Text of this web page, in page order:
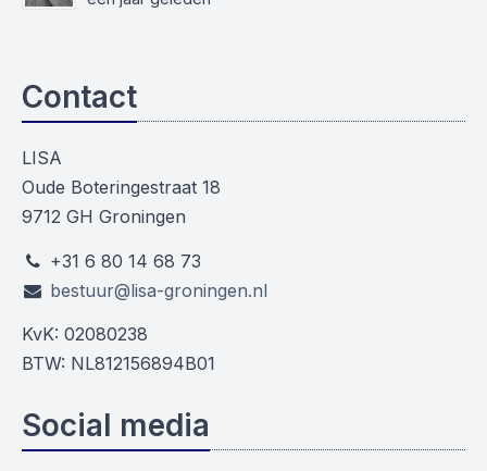
Contact
LISA
Oude Boteringestraat 18
9712 GH Groningen
+31 6 80 14 68 73
bestuur@lisa-groningen.nl
KvK: 02080238
BTW: NL812156894B01
Social media